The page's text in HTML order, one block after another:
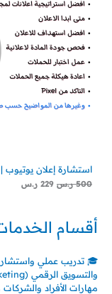
استشارة إعلان يوتيوب
500 ر.س 229 ر.س
أقسام
مهارات الأفراد